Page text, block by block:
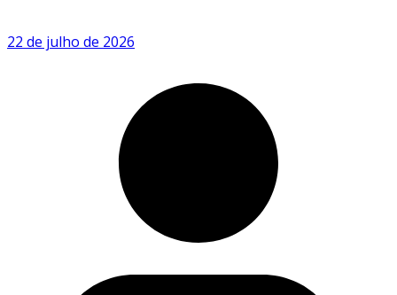
22 de julho de 2026